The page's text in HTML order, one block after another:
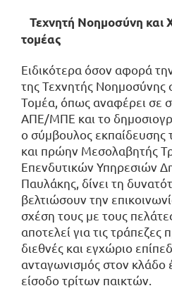
Τεχνητή Νοημοσύνη και
τομέας
Ειδικότερα όσον αφορά
της Τεχνητής Νοημοσύνης
Τομέα, όπως αναφέρει σε
ΑΠΕ/ΜΠΕ και το
ο σύμβουλος εκπαίδευσης
και πρώην Μεσολαβητής
Επενδυτικών Υπηρεσιών
Παυλάκης, δίνει τη
βελτιώσουν την
σχέση τους με τους
αποτελεί για τις
διεθνές και εγχώριο
ανταγωνισμός στον κλάδο
είσοδο τρίτων παικτών.